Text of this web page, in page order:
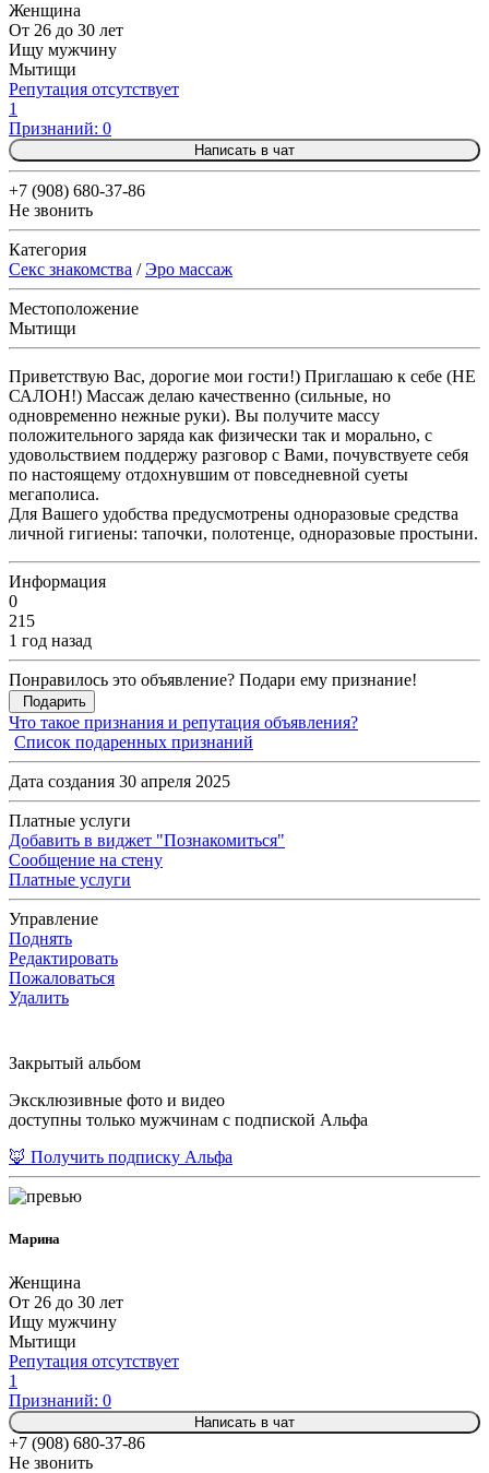
Женщина
От 26 до 30 лет
Ищу мужчину
Мытищи
Репутация отсутствует
1
Признаний: 0
Написать в чат
+7 (908) 680-37-86
Не звонить
Категория
Секс знакомства /Эро массаж
Местоположение
Мытищи
Приветствую Вас, дорогие мои гости!) Приглашаю к себе (НЕ
САЛОН!) Массаж делаю качественно (сильные, но
одновременно нежные руки). Вы получите массу
положительного заряда как физически так и морально, с
удовольствием поддержу разговор с Вами, почувствуете себя
по настоящему отдохнувшим от повседневной суеты
мегаполиса.
Для Вашего удобства предусмотрены одноразовые средства
личной гигиены: тапочки, полотенце, одноразовые простыни.
Информация
0
215
1 год назад
Понравилось это объявление? Подари ему признание!
Подарить
Что такое признания и репутация объявления?
Список подаренных признаний
Дата создания 30 апреля 2025
Платные услуги
Добавить в виджет "Познакомиться"
Сообщение на стену
Платные услуги
Управление
Поднять
Редактировать
Пожаловаться
Удалить
Закрытый альбом
Эксклюзивные фото и видео
доступны только мужчинам с подпиской Альфа
🦊 Получить подписку Альфа
Марина
Женщина
От 26 до 30 лет
Ищу мужчину
Мытищи
Репутация отсутствует
1
Признаний: 0
Написать в чат
+7 (908) 680-37-86
Не звонить